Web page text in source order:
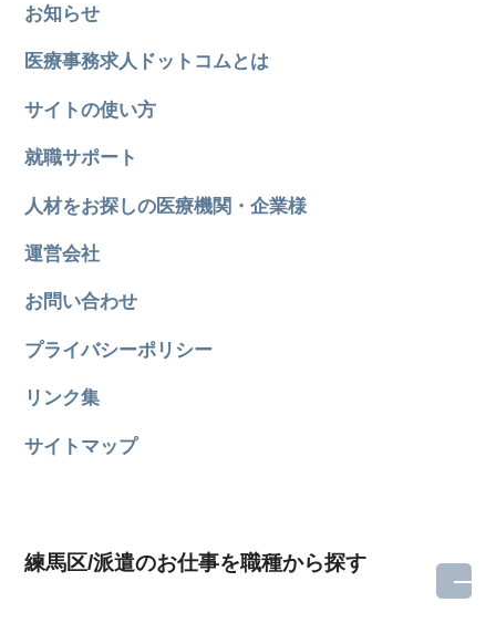
お知らせ
医療事務求人ドットコムとは
サイトの使い方
就職サポート
人材をお探しの医療機関・企業様
運営会社
お問い合わせ
プライバシーポリシー
リンク集
サイトマップ
練馬区/派遣のお仕事を職種から探す